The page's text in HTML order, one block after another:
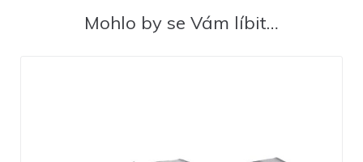
Mohlo by se Vám líbit…